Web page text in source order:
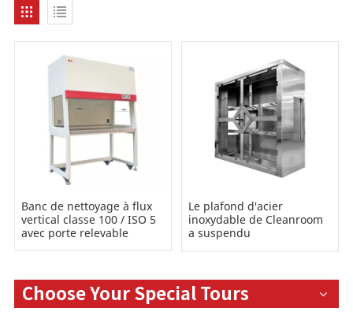
Banc de nettoyage à flux
vertical classe 100 / ISO 5
avec porte relevable
Le plafond d'acier
inoxydable de Cleanroom
a suspendu
Choose Your Special Tours